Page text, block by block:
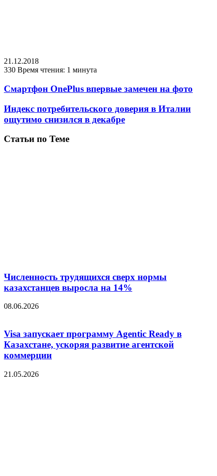
21.12.2018
330 Время чтения: 1 минута
Смартфон OnePlus впервые замечен на фото
Индекс потребительского доверия в Италии
ощутимо снизился в декабре
Статьи по Теме
Численность трудящихся сверх нормы
казахстанцев выросла на 14%
08.06.2026
Visa запускает программу Agentic Ready в
Казахстане, ускоряя развитие агентской
коммерции
21.05.2026